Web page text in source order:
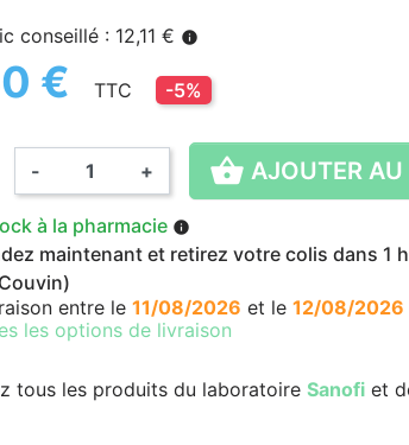
zoom_in
conseillé : 12,11 € info
€ TTC -5%
- +  AJOUTER AU
à la pharmacie info
maintenant et retirez votre colis dans 1
entre le 11/08/2026 et le 12/08/2026
les options de livraison
tous les produits du laboratoire Sanofiet